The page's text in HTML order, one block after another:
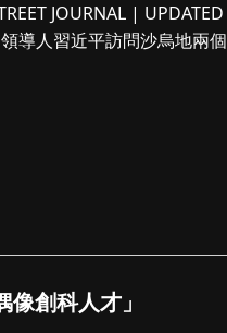
JOURNAL | UPDATED
導人習近平訪問沙烏地兩個
像創科人才」